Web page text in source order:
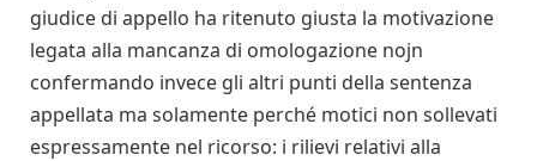
giudice di appello ha ritenuto giusta la motivazione
legata alla mancanza di omologazione nojn
confermando invece gli altri punti della sentenza
appellata ma solamente perché motici non sollevati
espressamente nel ricorso: i rilievi relativi alla